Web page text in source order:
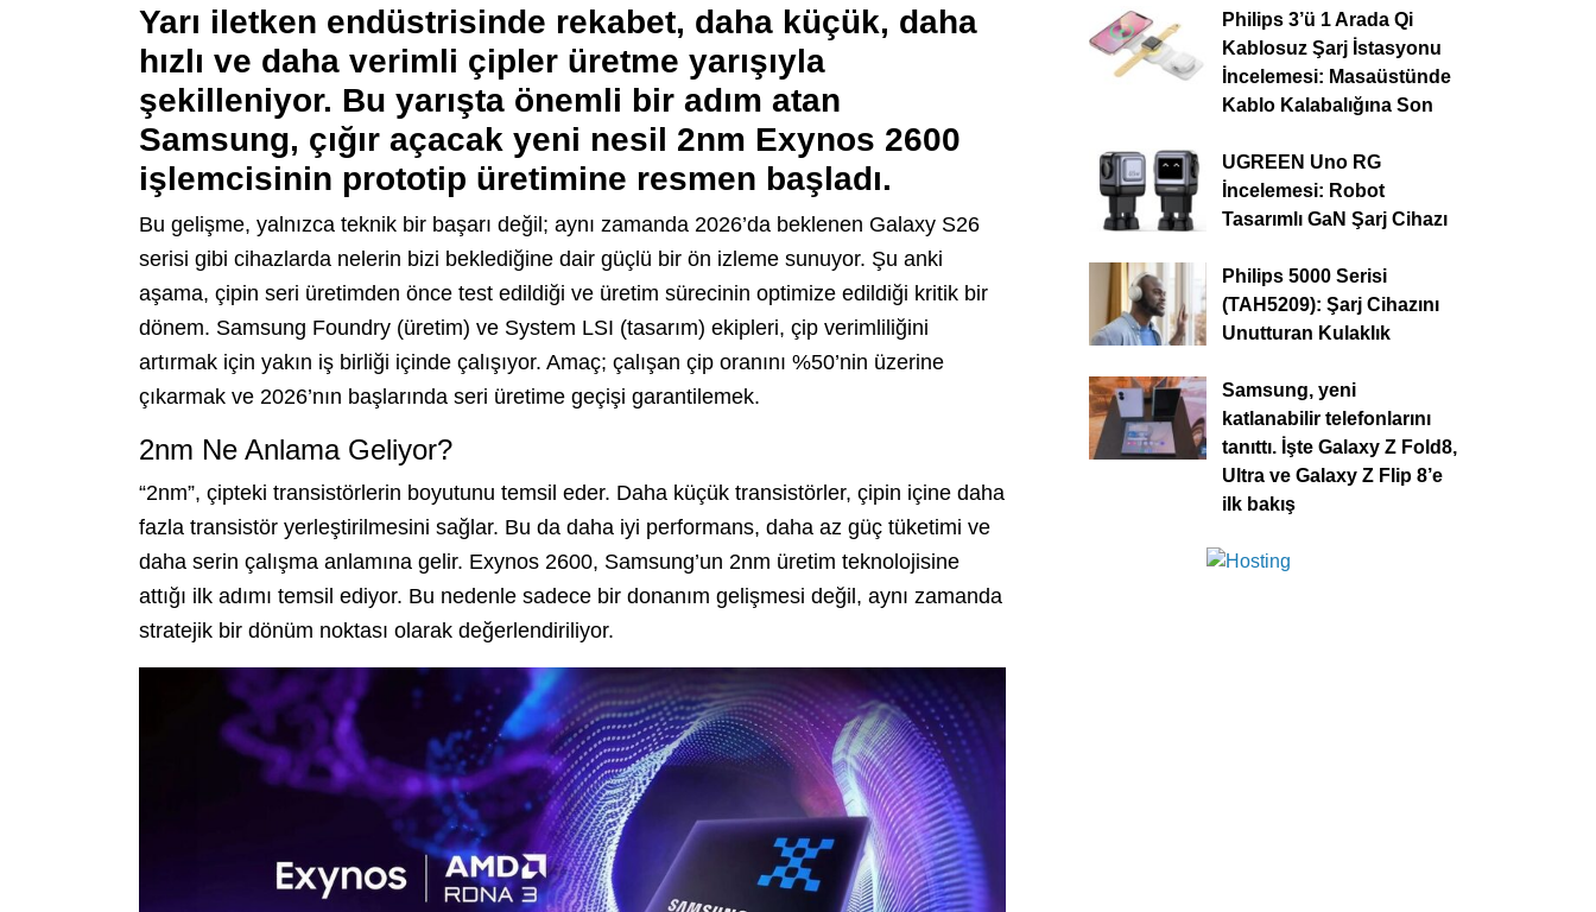
Yarı iletken endüstrisinde rekabet, daha küçük, daha
hızlı ve daha verimli çipler üretme yarışıyla
şekilleniyor. Bu yarışta önemli bir adım atan
Samsung, çığır açacak yeni nesil 2nm Exynos 2600
işlemcisinin prototip üretimine resmen başladı.
Bu gelişme, yalnızca teknik bir başarı değil; aynı zamanda 2026’da beklenen Galaxy S26
serisi gibi cihazlarda nelerin bizi beklediğine dair güçlü bir ön izleme sunuyor. Şu anki
aşama, çipin seri üretimden önce test edildiği ve üretim sürecinin optimize edildiği kritik bir
dönem. Samsung Foundry (üretim) ve System LSI (tasarım) ekipleri, çip verimliliğini
artırmak için yakın iş birliği içinde çalışıyor. Amaç; çalışan çip oranını %50’nin üzerine
çıkarmak ve 2026’nın başlarında seri üretime geçişi garantilemek.
2nm Ne Anlama Geliyor?
“2nm”, çipteki transistörlerin boyutunu temsil eder. Daha küçük transistörler, çipin içine daha
fazla transistör yerleştirilmesini sağlar. Bu da daha iyi performans, daha az güç tüketimi ve
daha serin çalışma anlamına gelir. Exynos 2600, Samsung’un 2nm üretim teknolojisine
attığı ilk adımı temsil ediyor. Bu nedenle sadece bir donanım gelişmesi değil, aynı zamanda
stratejik bir dönüm noktası olarak değerlendiriliyor.
Philips 3’ü 1 Arada Qi
Kablosuz Şarj İstasyonu
İncelemesi: Masaüstünde
Kablo Kalabalığına Son
UGREEN Uno RG
İncelemesi: Robot
Tasarımlı GaN Şarj Cihazı
Philips 5000 Serisi
(TAH5209): Şarj Cihazını
Unutturan Kulaklık
Samsung, yeni
katlanabilir telefonlarını
tanıttı. İşte Galaxy Z Fold8,
Ultra ve Galaxy Z Flip 8’e
ilk bakış